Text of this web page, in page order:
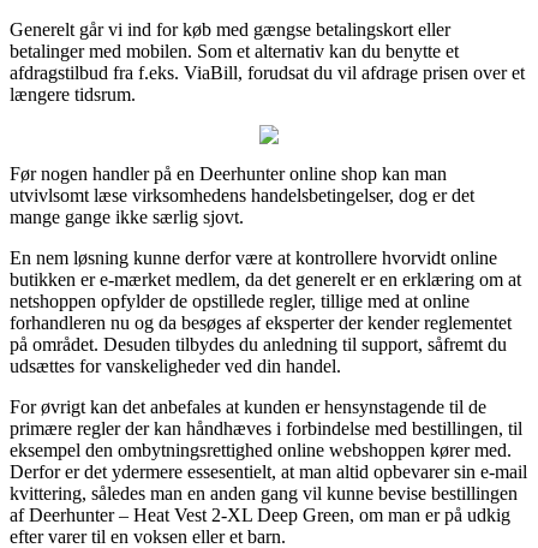
Generelt går vi ind for køb med gængse betalingskort eller
betalinger med mobilen. Som et alternativ kan du benytte et
afdragstilbud fra f.eks. ViaBill, forudsat du vil afdrage prisen over et
længere tidsrum.
Før nogen handler på en Deerhunter online shop kan man
utvivlsomt læse virksomhedens handelsbetingelser, dog er det
mange gange ikke særlig sjovt.
En nem løsning kunne derfor være at kontrollere hvorvidt online
butikken er e-mærket medlem, da det generelt er en erklæring om at
netshoppen opfylder de opstillede regler, tillige med at online
forhandleren nu og da besøges af eksperter der kender reglementet
på området. Desuden tilbydes du anledning til support, såfremt du
udsættes for vanskeligheder ved din handel.
For øvrigt kan det anbefales at kunden er hensynstagende til de
primære regler der kan håndhæves i forbindelse med bestillingen, til
eksempel den ombytningsrettighed online webshoppen kører med.
Derfor er det ydermere essesentielt, at man altid opbevarer sin e-mail
kvittering, således man en anden gang vil kunne bevise bestillingen
af Deerhunter – Heat Vest 2-XL Deep Green, om man er på udkig
efter varer til en voksen eller et barn.